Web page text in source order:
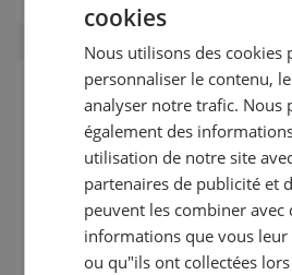
SECONDAIRE
COMPLÉTÉ
cookies
Nous utilisons des cookies
personnaliser le contenu,
analyser notre trafic. Nous
également des
utilisation de notre site
partenaires de publicité et
peuvent les combiner avec
informations que vous leur
ou qu"ils ont collectées